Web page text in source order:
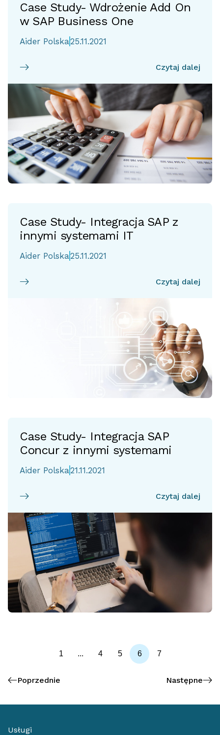
Case Study- Wdrożenie Add On
w SAP Business One
Aider Polska25.11.2021
Czytaj dalej
Case Study- Integracja SAP z
innymi systemami IT
Aider Polska25.11.2021
Czytaj dalej
Case Study- Integracja SAP
Concur z innymi systemami
Aider Polska21.11.2021
Czytaj dalej
1 ... 4 5 6 7
Poprzednie Następne
Usługi